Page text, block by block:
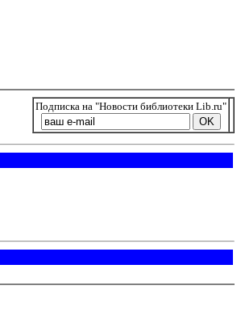
Подписка на "Новости библиотеки Lib.ru"